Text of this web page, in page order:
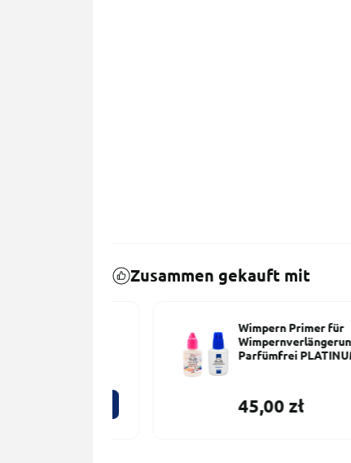
Zusammen gekauft mit
Wimpern Primer für
Wimpernverlängerung
Parfümfrei PLATINUM 15 ml
45,00 zł